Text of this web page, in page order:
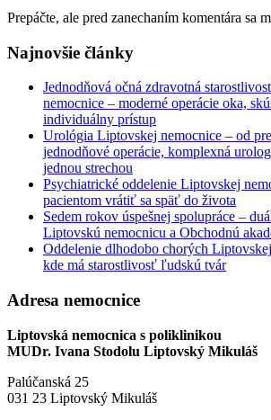
Prepáčte, ale pred zanechaním komentára sa
Najnovšie články
Jednodňová očná zdravotná
nemocnice – moderné operácie oka,
individuálny prístup
Urológia Liptovskej nemocnice – od
jednodňové operácie, komplexná
jednou strechou
Psychiatrické oddelenie Liptovskej
pacientom vrátiť sa späť do života
Sedem rokov úspešnej spolupráce –
Liptovskú nemocnicu a Obchodnú
Oddelenie dlhodobo chorých
kde má starostlivosť ľudskú tvár
Adresa nemocnice
Liptovská nemocnica s poliklinikou
MUDr. Ivana Stodolu Liptovský Mikuláš
Palúčanská 25
031 23 Liptovský Mikuláš